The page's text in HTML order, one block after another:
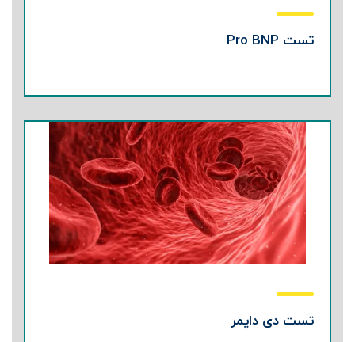
تست Pro BNP
تست دی دایمر